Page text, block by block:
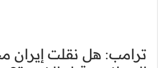
مخزون